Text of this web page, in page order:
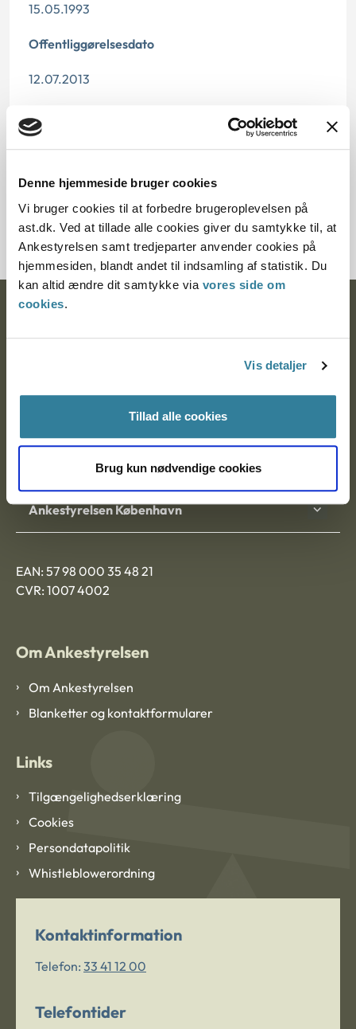
Denne hjemmeside bruger cookies
Vi bruger cookies til at forbedre brugeroplevelsen på
ast.dk. Ved at tillade alle cookies giver du samtykke til, at
Ankestyrelsen samt tredjeparter anvender cookies på
hjemmesiden, blandt andet til indsamling af statistik. Du
kan altid ændre dit samtykke via vores side om
cookies.
Vis detaljer
Tillad alle cookies
Brug kun nødvendige cookies
15.05.1993
Offentliggørelsesdato
12.07.2013
Paragraf
§ 26 § 5
Journalnummer
273-8291
9000 Aalborg
Ankestyrelsen Aalborg
Ankestyrelsen København
EAN: 57 98 000 35 48 21
CVR: 1007 4002
Om Ankestyrelsen
Om Ankestyrelsen
Blanketter og kontaktformularer
Links
Tilgængelighedserklæring
Cookies
Persondatapolitik
Whistleblowerordning
Kontaktinformation
Telefon: 33 41 12 00
Telefontider